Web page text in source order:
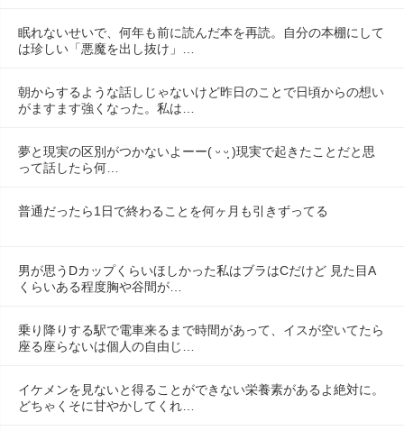
眠れないせいで、何年も前に読んだ本を再読。自分の本棚にして
は珍しい「悪魔を出し抜け」…
朝からするような話しじゃないけど昨日のことで日頃からの想い
がますます強くなった。私は…
夢と現実の区別がつかないよーー( ᵕ ᵕ̩̩ )現実で起きたことだと思
って話したら何…
普通だったら1日で終わることを何ヶ月も引きずってる
男が思うDカップくらいほしかった私はブラはCだけど 見た目A
くらいある程度胸や谷間が…
乗り降りする駅で電車来るまで時間があって、イスが空いてたら
座る座らないは個人の自由じ…
イケメンを見ないと得ることができない栄養素があるよ絶対に。
どちゃくそに甘やかしてくれ…